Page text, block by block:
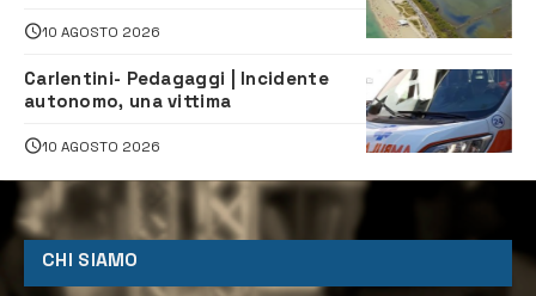
navette gratuite
10 AGOSTO 2026
Carlentini- Pedagaggi | Incidente
autonomo, una vittima
10 AGOSTO 2026
CHI SIAMO